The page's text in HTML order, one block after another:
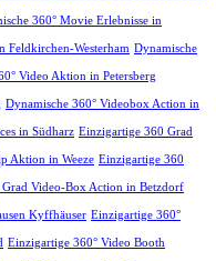
360° Movie Erlebnisse in
Feldkirchen-Westerham Dynamische
Video Aktion in Petersberg
Dynamische 360° Videobox Action in
in Südharz Einzigartige 360 Grad
Aktion in Weeze Einzigartige 360
Video-Box Action in Betzdorf
Kyffhäuser Einzigartige 360°
Einzigartige 360° Video Booth